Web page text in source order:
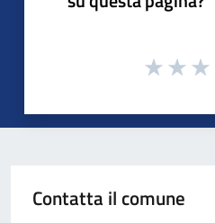
Contatta il comune